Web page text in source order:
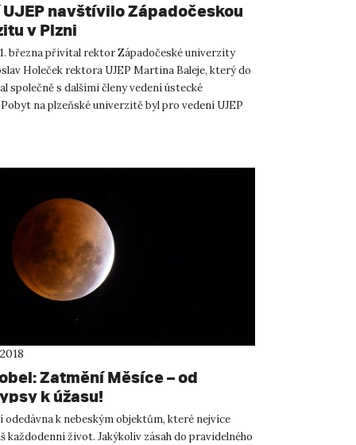
navštívilo Západočeskou
v Plzni
března přivítal rektor Západočeské univerzity
Holeček rektora UJEP Martina Baleje, který do
společně s dalšími členy vedení ústecké
na plzeňské univerzitě byl pro vedení UJEP
Zatmění Měsíce – od
k úžasu!
k nebeským objektům, které nejvíce
každodenní život. Jakýkoliv zásah do pravidelného